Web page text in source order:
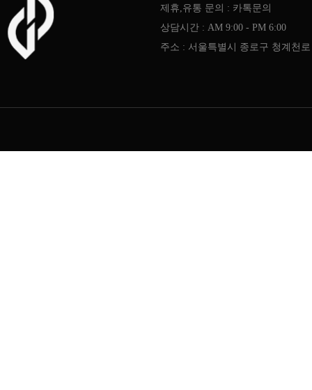
제휴,유통 문의 : 카톡문의
상담시간 : AM 9:00 - PM 6:00
주소 : 서울특별시 종로구 청계천로